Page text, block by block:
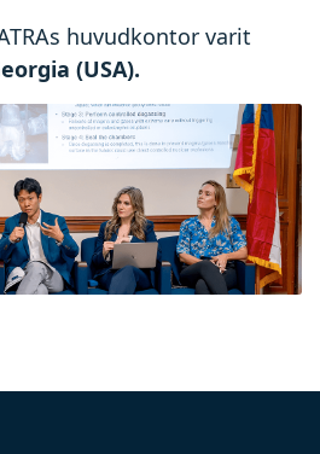
huvudkontor varit
(USA).